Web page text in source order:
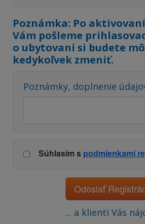
Poznámka: Po
Vám pošleme
o ubytovaní si budete
kedykoľvek zmeniť.
Poznámky, doplnenie
Súhlasím s podmienkami
Odoslať
... a klienti Vás